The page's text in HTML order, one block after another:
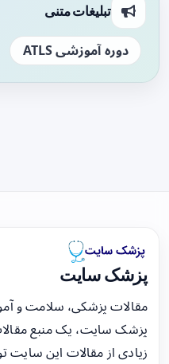
تبلیغات متنی
دوره آموزشی ATLS
پزشک سایت
مقالات پزشکی، سلامت و
پزشک سایت، یک منبع
زیادی از مقالات این